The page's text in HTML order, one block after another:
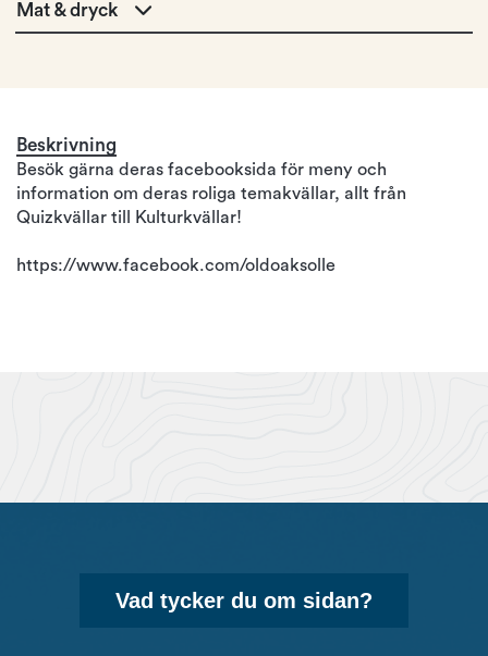
Mat & dryck
Beskrivning
Besök gärna deras facebooksida för meny och
information om deras roliga temakvällar, allt från
Quizkvällar till Kulturkvällar!
https://www.facebook.com/oldoaksolle
Vad tycker du om sidan?